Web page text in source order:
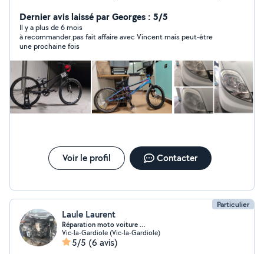
Dernier avis laissé par Georges : 5/5
Il y a plus de 6 mois
à recommander.pas fait affaire avec Vincent mais peut-être
une prochaine fois
Voir le profil Contacter
Particulier
Laule Laurent
Réparation moto voiture …
Vic-la-Gardiole (Vic-la-Gardiole)
5/5 (6 avis)